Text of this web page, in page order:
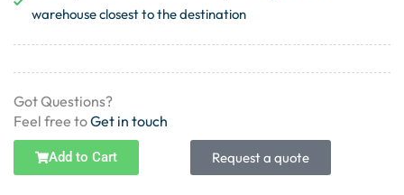
warehouse closest to the destination
Got Questions?
Feel free toGet in touch
Add to Cart Request a quote